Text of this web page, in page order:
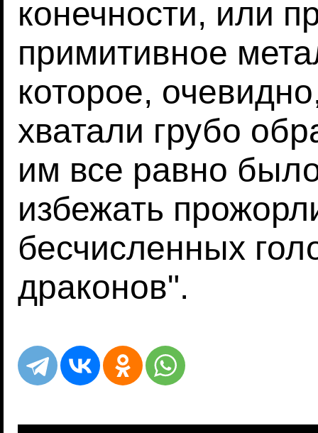
конечности, или
примитивное
которое,
хватали грубо
им все равно
избежать
бесчисленных
драконов".